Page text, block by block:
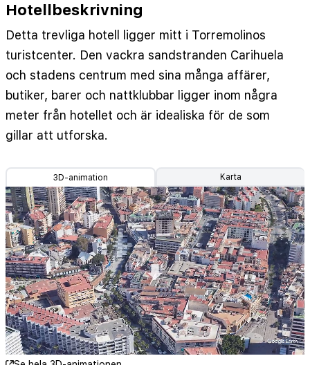
Hotellbeskrivning
Detta trevliga hotell ligger mitt i Torremolinos
turistcenter. Den vackra sandstranden Carihuela
och stadens centrum med sina många affärer,
butiker, barer och nattklubbar ligger inom några
meter från hotellet och är idealiska för de som
gillar att utforska.
3D-animation Karta